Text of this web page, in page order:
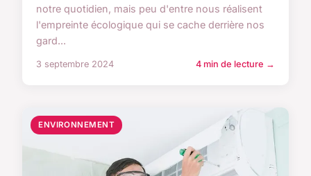
notre quotidien, mais peu d'entre nous réalisent
l'empreinte écologique qui se cache derrière nos
gard...
3 septembre 2024 4 min de lecture →
ENVIRONNEMENT